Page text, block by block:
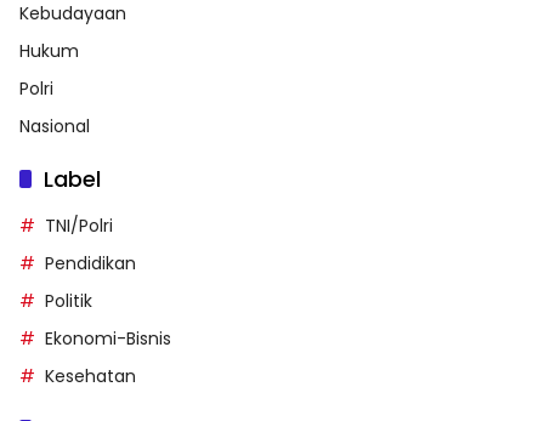
Kebudayaan
Hukum
Polri
Nasional
Label
TNI/Polri
Pendidikan
Politik
Ekonomi-Bisnis
Kesehatan